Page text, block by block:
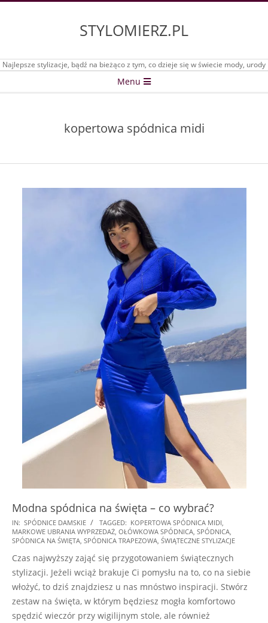
STYLOMIERZ.PL
Najlepsze stylizacje, bądź na bieżąco z tym, co dzieje się w świecie mody, urody
Menu
kopertowa spódnica midi
Modna spódnica na święta – co wybrać?
2024-
11-
IN: SPÓDNICE DAMSKIE TAGGED: KOPERTOWA SPÓDNICA MIDI
MARKOWE UBRANIA WYPRZEDAŻ OŁÓWKOWA SPÓDNICA SPÓDNICA
SPÓDNICA NA ŚWIĘTA SPÓDNICA TRAPEZOWA ŚWIĄTECZNE STYLIZACJE
Czas najwyższy zająć się przygotowaniem świątecznych
stylizacji. Jeżeli wciąż brakuje Ci pomysłu na to, co na siebie
włożyć, to dziś znajdziesz u nas mnóstwo inspiracji. Stwórz
zestaw na święta, w którym będziesz mogła komfortowo
spędzić wieczór przy wigilijnym stole, ale również